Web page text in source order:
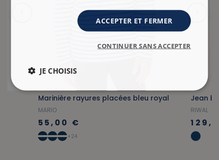
Marinière rayures placées bleu royal
MARIO
55,00 €
+24
Jean
RIWAL
ACCEPTER ET FERMER
CONTINUER SANS ACCEPTER
JE CHOISIS